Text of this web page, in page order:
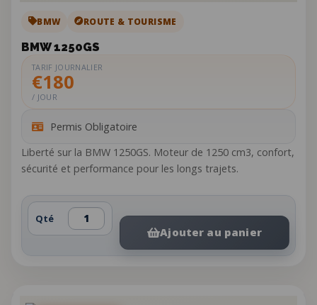
BMW ROUTE & TOURISME
BMW 1250GS
TARIF JOURNALIER
€180
/ JOUR
Permis Obligatoire
Liberté sur la BMW 1250GS. Moteur de 1250 cm3, confort,
sécurité et performance pour les longs trajets.
Qté
Ajouter au panier